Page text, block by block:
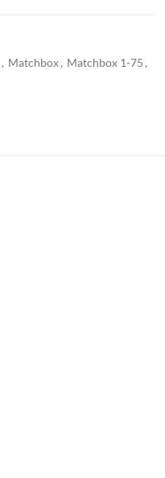
, Matchbox, Matchbox 1-75 ,